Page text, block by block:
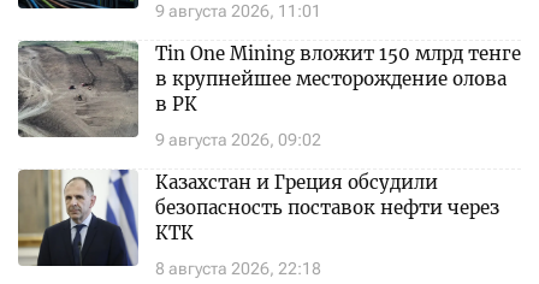
9 августа 2026, 11:01
9 августа 2026, 09:02
Tin One Mining вложит 150 млрд тенге
в крупнейшее месторождение олова
в РК
8 августа 2026, 22:18
Казахстан и Греция обсудили
безопасность поставок нефти через
КТК